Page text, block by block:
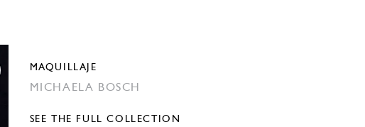
MAQUILLAJE
MICHAELA BOSCH
SEE THE FULL COLLECTION